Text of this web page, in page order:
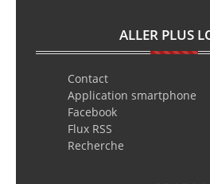
ALLER PLUS
Contact
Application smartphone
Facebook
Flux RSS
Recherche